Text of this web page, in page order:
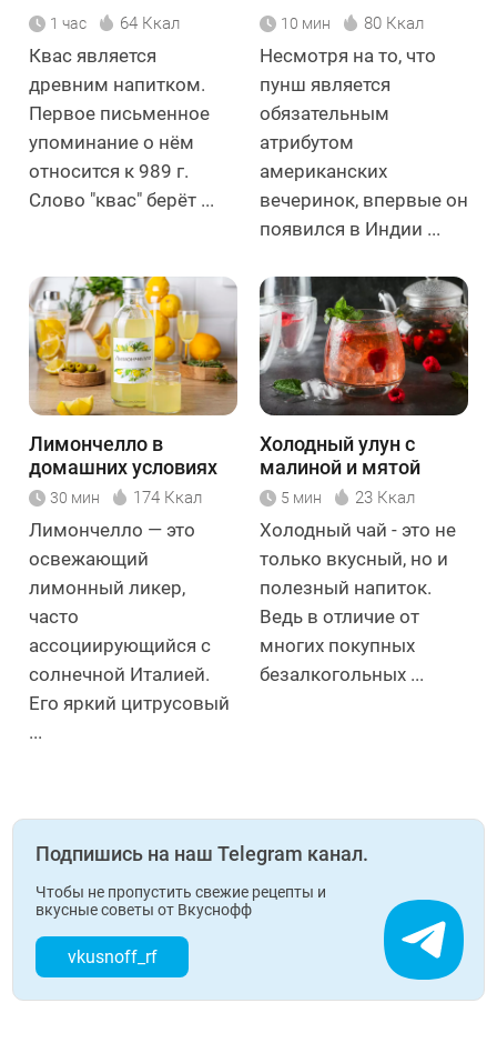
1 час 64 Ккал
Квас является
древним напитком.
Первое письменное
упоминание о нём
относится к 989 г.
Слово "квас" берёт ...
10 мин 80 Ккал
Несмотря на то, что
пунш является
обязательным
атрибутом
американских
вечеринок, впервые он
появился в Индии ...
Лимончелло в
домашних условиях
30 мин 174 Ккал
Лимончелло — это
освежающий
лимонный ликер,
часто
ассоциирующийся с
солнечной Италией.
Его яркий цитрусовый
...
Холодный улун с
малиной и мятой
5 мин 23 Ккал
Холодный чай - это не
только вкусный, но и
полезный напиток.
Ведь в отличие от
многих покупных
безалкогольных ...
Подпишись на наш Telegram канал.
Чтобы не пропустить свежие рецепты и
вкусные советы от Вкуснофф
vkusnoff_rf